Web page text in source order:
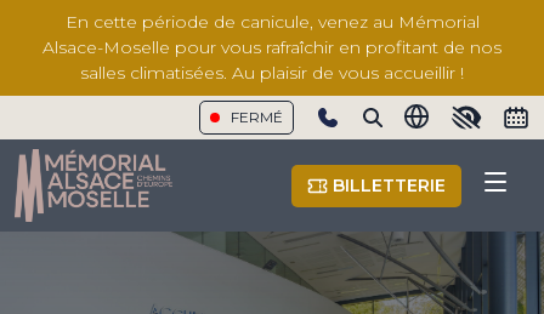
En cette période de canicule, venez au Mémorial
Alsace-Moselle pour vous rafraîchir en profitant de nos
salles climatisées. Au plaisir de vous accueillir !
FERMÉ
Show phone number
BILLETTERIE